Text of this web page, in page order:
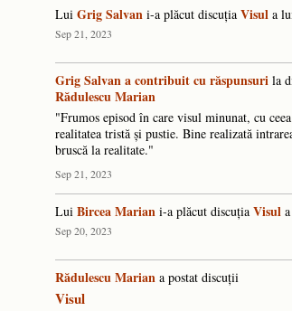
Lui Grig Salvan i-a plăcut discuţia Visul a
Sep 21, 2023
Grig Salvana contribuit cu răspunsuri la
Rădulescu Marian
"Frumos episod în care visul minunat, cu
realitatea tristă și pustie. Bine realizată
bruscă la realitate."
Sep 21, 2023
Lui Bircea Marian i-a plăcut discuţia Visul
Sep 20, 2023
Rădulescu Marian a postat discuţii
Visul